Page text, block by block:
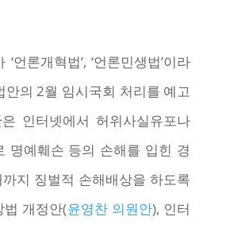
언론개혁법’, ‘언론민생법’이라
안의 2월 임시국회 처리를 예고
인터넷에서 허위사실유포나
명예훼손 등의 손해를 입힌 경
지 징벌적 손해배상을 하도록
법 개정안(윤영찬 의원안), 인터